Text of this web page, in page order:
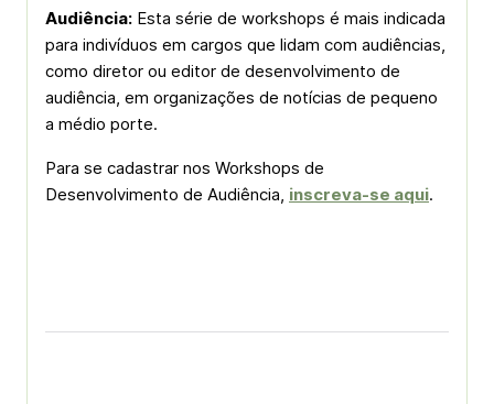
Audiência: Esta série de workshops é mais indicada
para indivíduos em cargos que lidam com audiências,
como diretor ou editor de desenvolvimento de
audiência, em organizações de notícias de pequeno
a médio porte.
Para se cadastrar nos Workshops de
Desenvolvimento de Audiência, inscreva-se aqui.